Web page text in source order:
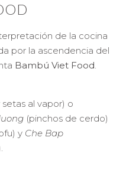
de la cocina
por la ascendencia del
Bambú Viet Food.
al vapor) o
(pinchos de cerdo)
y Che Bap